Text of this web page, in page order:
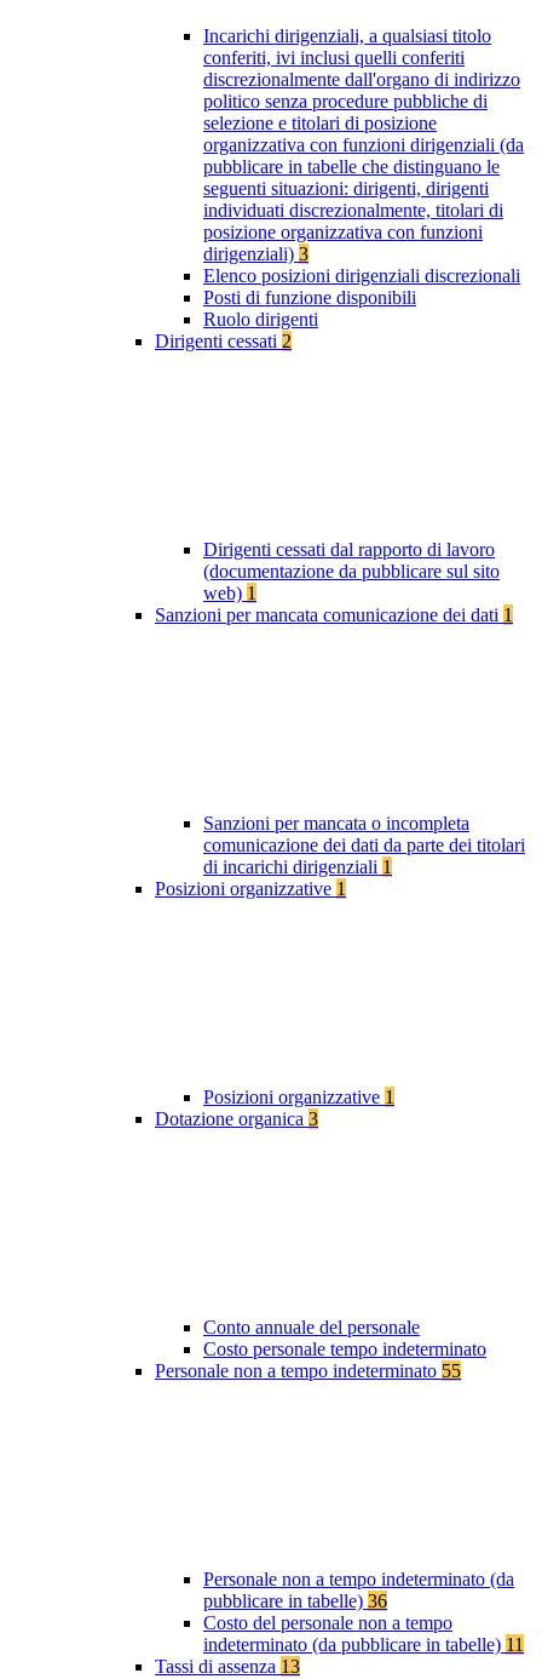
Incarichi dirigenziali, a qualsiasi titolo
conferiti, ivi inclusi quelli conferiti
discrezionalmente dall'organo di indirizzo
politico senza procedure pubbliche di
selezione e titolari di posizione
organizzativa con funzioni dirigenziali (da
pubblicare in tabelle che distinguano le
seguenti situazioni: dirigenti, dirigenti
individuati discrezionalmente, titolari di
posizione organizzativa con funzioni
dirigenziali) 3
Elenco posizioni dirigenziali discrezionali
Posti di funzione disponibili
Ruolo dirigenti
Dirigenti cessati 2
Dirigenti cessati dal rapporto di lavoro
(documentazione da pubblicare sul sito
web) 1
Sanzioni per mancata comunicazione dei dati 1
Sanzioni per mancata o incompleta
comunicazione dei dati da parte dei titolari
di incarichi dirigenziali 1
Posizioni organizzative 1
Posizioni organizzative 1
Dotazione organica 3
Conto annuale del personale
Costo personale tempo indeterminato
Personale non a tempo indeterminato 55
Personale non a tempo indeterminato (da
pubblicare in tabelle) 36
Costo del personale non a tempo
indeterminato (da pubblicare in tabelle) 11
Tassi di assenza 13